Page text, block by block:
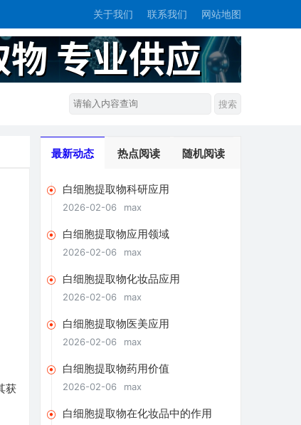
关于我们 联系我们 网站地图
获
最新动态 热点阅读 随机阅读
白细胞提取物科研应用
2026-02-06 max
白细胞提取物应用领域
2026-02-06 max
白细胞提取物化妆品应用
2026-02-06 max
白细胞提取物医美应用
2026-02-06 max
白细胞提取物药用价值
2026-02-06 max
白细胞提取物在化妆品中的作用